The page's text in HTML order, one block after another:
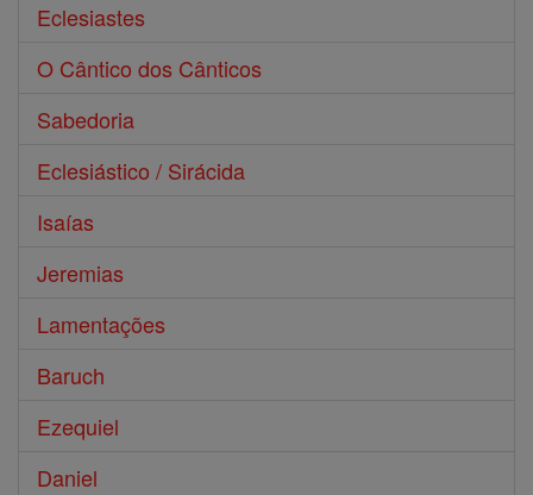
Eclesiastes
O Cântico dos Cânticos
Sabedoria
Eclesiástico / Sirácida
Isaías
Jeremias
Lamentações
Baruch
Ezequiel
Daniel